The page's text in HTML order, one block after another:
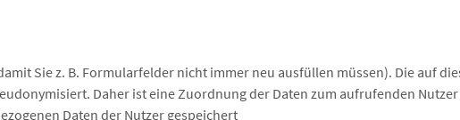
Sie z. B. Formularfelder nicht immer neu ausfüllen müssen). Die auf
Daher ist eine Zuordnung der Daten zum aufrufenden
Daten der Nutzer gespeichert